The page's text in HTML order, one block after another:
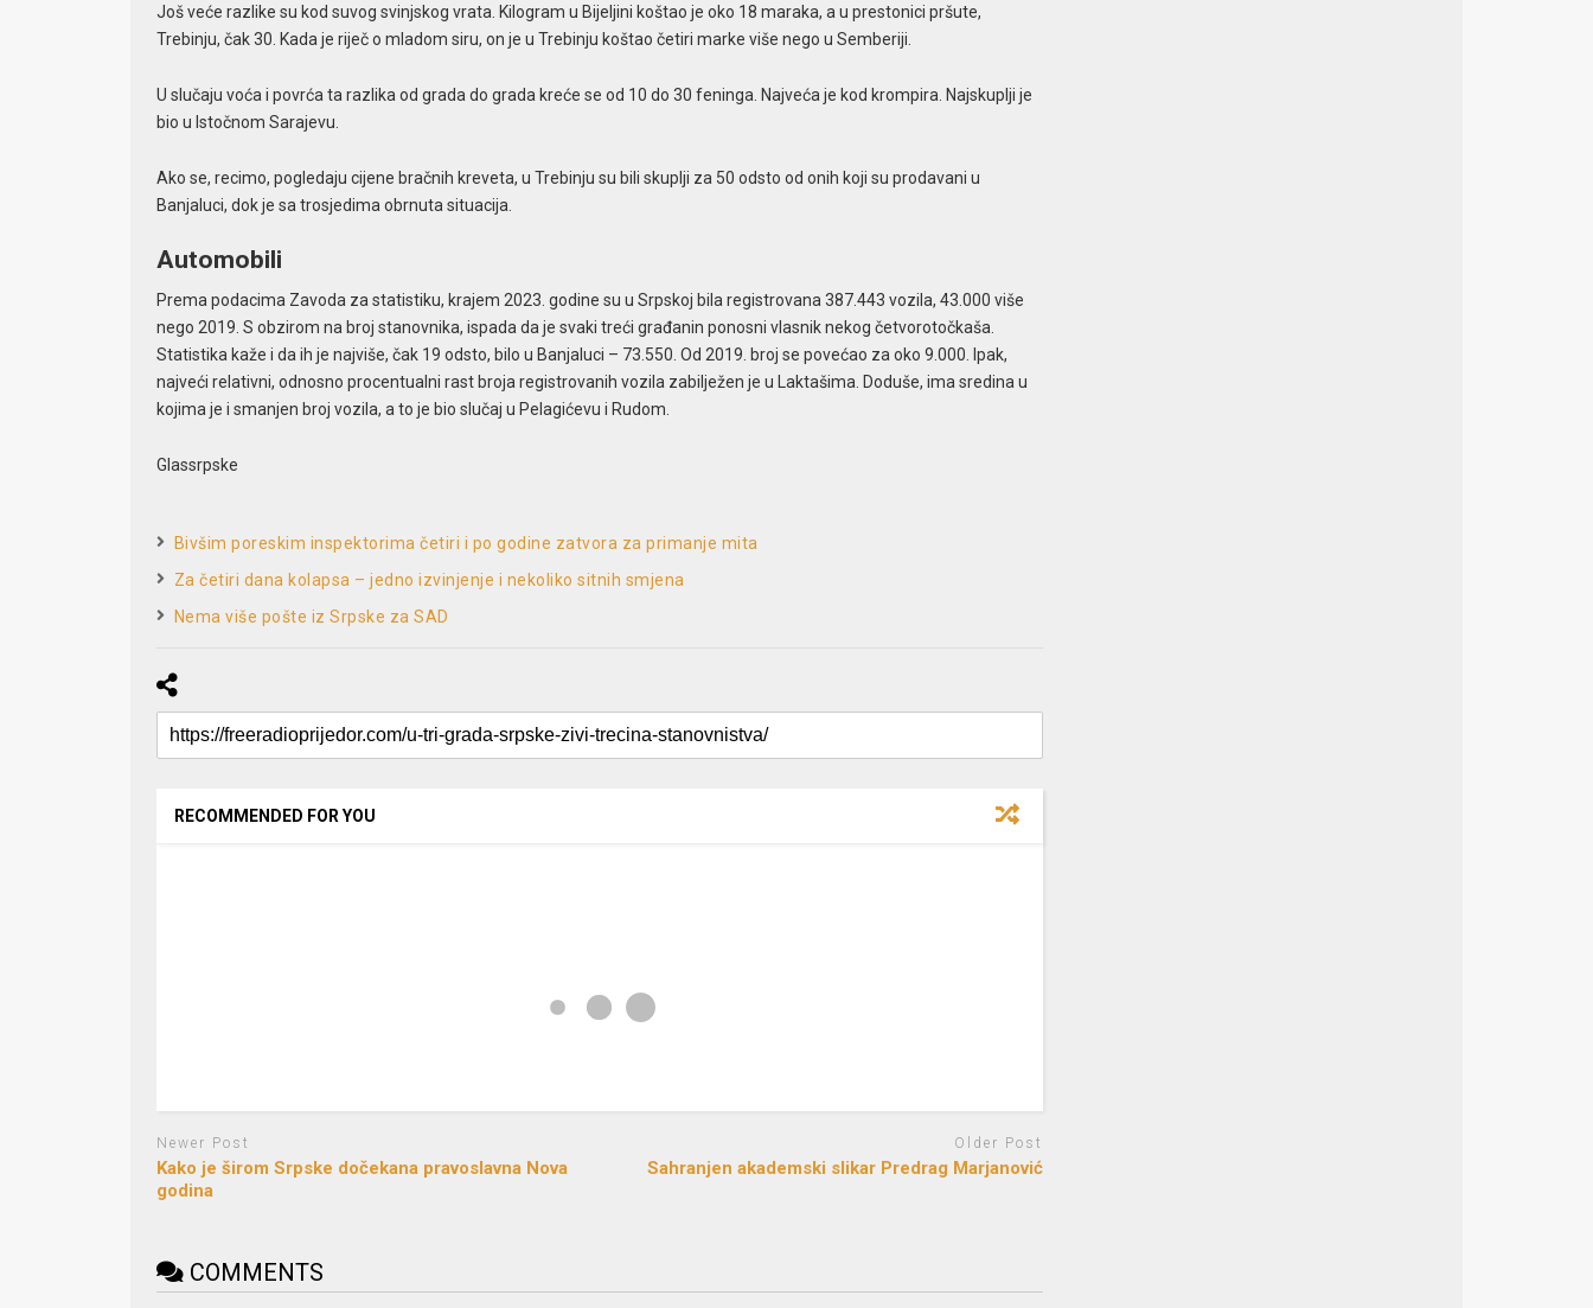
Još veće razlike su kod suvog svinjskog vrata. Kilogram u Bijeljini koštao je oko 18 maraka, a u prestonici pršute,
Trebinju, čak 30. Kada je riječ o mladom siru, on je u Trebinju koštao četiri marke više nego u Semberiji.
U slučaju voća i povrća ta razlika od grada do grada kreće se od 10 do 30 feninga. Najveća je kod krompira. Najskuplji je
bio u Istočnom Sarajevu.
Ako se, recimo, pogledaju cijene bračnih kreveta, u Trebinju su bili skuplji za 50 odsto od onih koji su prodavani u
Banjaluci, dok je sa trosjedima obrnuta situacija.
Automobili
Prema podacima Zavoda za statistiku, krajem 2023. godine su u Srpskoj bila registrovana 387.443 vozila, 43.000 više
nego 2019. S obzirom na broj stanovnika, ispada da je svaki treći građanin ponosni vlasnik nekog četvorotočkaša.
Statistika kaže i da ih je najviše, čak 19 odsto, bilo u Banjaluci – 73.550. Od 2019. broj se povećao za oko 9.000. Ipak,
najveći relativni, odnosno procentualni rast broja registrovanih vozila zabilježen je u Laktašima. Doduše, ima sredina u
kojima je i smanjen broj vozila, a to je bio slučaj u Pelagićevu i Rudom.
Glassrpske
Bivšim poreskim inspektorima četiri i po godine zatvora za primanje mita
Za četiri dana kolapsa – jedno izvinjenje i nekoliko sitnih smjena
Nema više pošte iz Srpske za SAD
RECOMMENDED FOR YOU
Newer Post
Kako je širom Srpske dočekana pravoslavna Nova
godina
Older Post
Sahranjen akademski slikar Predrag Marjanović
COMMENTS